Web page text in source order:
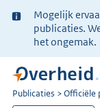
Ter
informatie:
Mogelijk
publicaties.
het ongemak.
U
Publicaties Officiële